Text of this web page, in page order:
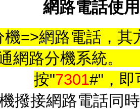
網路電話使
機=>網路電話，其
網路分機系統。
按"7301#" ，
撥接網路電話同